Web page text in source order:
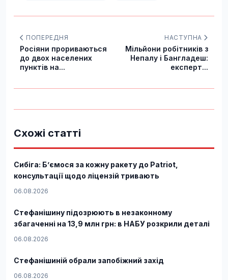
ПОПЕРЕДНЯ
Росіяни прориваються
до двох населених
пунктів на...
НАСТУПНА
Мільйони робітників з
Непалу і Бангладеш:
експерт...
Схожі статті
Сибіга: Б’ємося за кожну ракету до Patriot,
консультації щодо ліцензій тривають
06.08.2026
Стефанішину підозрюють в незаконному
збагаченні на 13,9 млн грн: в НАБУ розкрили деталі
06.08.2026
Стефанішиній обрали запобіжний захід
06.08.2026